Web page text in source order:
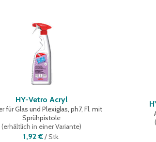
HY-Vetro Acryl
für Glas und Plexiglas, ph7, Fl. mit
Sprühpistole
(erhältlich in einer Variante)
1,92 €/Stk.
(